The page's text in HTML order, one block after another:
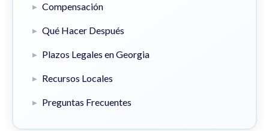
Compensación
Qué Hacer Después
Plazos Legales en Georgia
Recursos Locales
Preguntas Frecuentes